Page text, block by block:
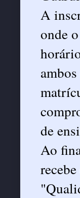
A
onde
de
Ao